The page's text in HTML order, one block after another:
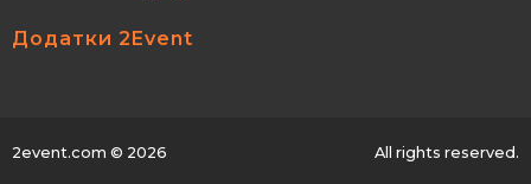
Додатки 2Event
2event.com © 2026 All rights reserved.